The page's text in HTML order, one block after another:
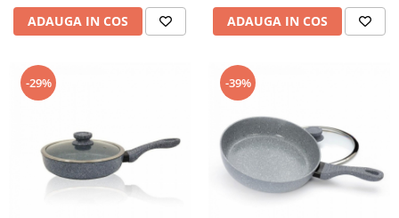
ADAUGA IN COS ADAUGA IN COS
-29% -39%